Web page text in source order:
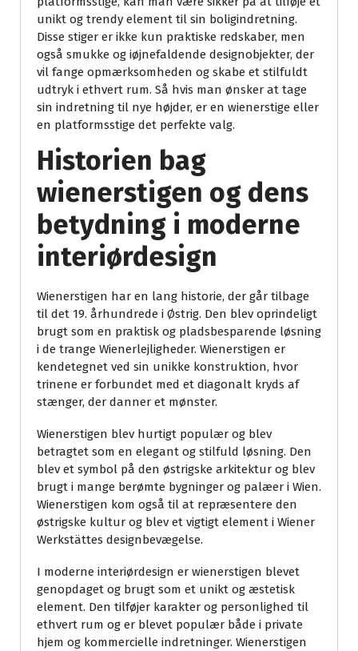
unikt og trendy element til sin boligindretning.
Disse stiger er ikke kun praktiske redskaber, men
også smukke og iøjnefaldende designobjekter, der
vil fange opmærksomheden og skabe et stilfuldt
udtryk i ethvert rum. Så hvis man ønsker at tage
sin indretning til nye højder, er en wienerstige eller
en platformsstige det perfekte valg.
Historien bag
wienerstigen og dens
betydning i moderne
interiørdesign
Wienerstigen har en lang historie, der går tilbage
til det 19. århundrede i Østrig. Den blev oprindeligt
brugt som en praktisk og pladsbesparende løsning
i de trange Wienerlejligheder. Wienerstigen er
kendetegnet ved sin unikke konstruktion, hvor
trinene er forbundet med et diagonalt kryds af
stænger, der danner et mønster.
Wienerstigen blev hurtigt populær og blev
betragtet som en elegant og stilfuld løsning. Den
blev et symbol på den østrigske arkitektur og blev
brugt i mange berømte bygninger og palæer i Wien.
Wienerstigen kom også til at repræsentere den
østrigske kultur og blev et vigtigt element i Wiener
Werkstättes designbevægelse.
I moderne interiørdesign er wienerstigen blevet
genopdaget og brugt som et unikt og æstetisk
element. Den tilføjer karakter og personlighed til
ethvert rum og er blevet populær både i private
hjem og kommercielle indretninger. Wienerstigen